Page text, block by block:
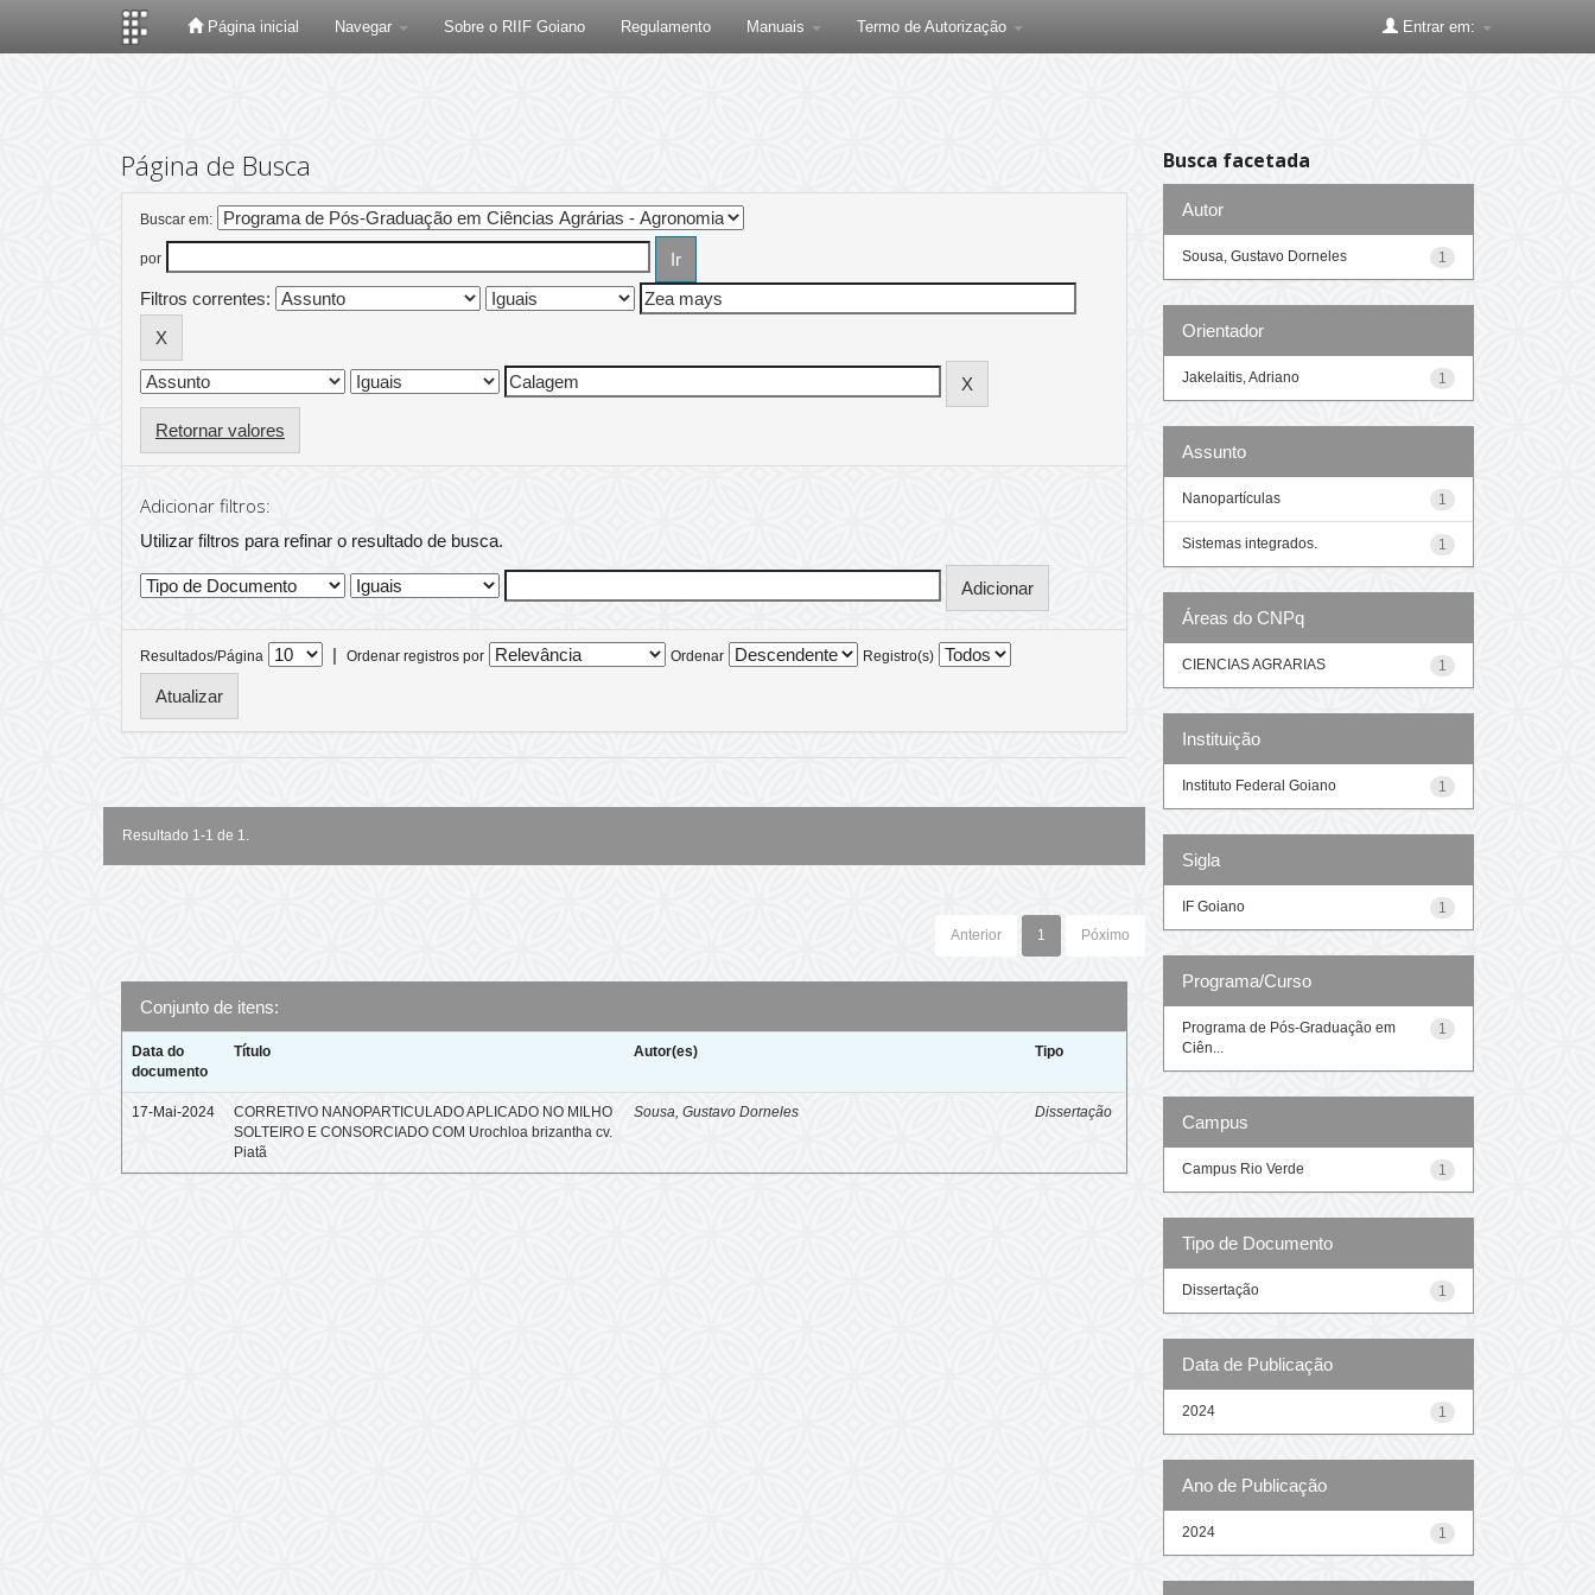
Página inicial Navegar Sobre o RIIF Goiano Regulamento Manuais Termo de Autorização Entrar em:
Página de Busca
Buscar em:
por
Filtros correntes:
Retornar valores
Adicionar filtros:
Utilizar filtros para refinar o resultado de busca.
Resultados/Página | Ordenar registros por Ordenar Registro(s)
Resultado 1-1 de 1.
Anterior 1 Póximo
Conjunto de itens:
Data do
documento
Título Autor(es) Tipo
17-Mai-2024
CORRETIVO NANOPARTICULADO APLICADO NO MILHO
SOLTEIRO E CONSORCIADO COM Urochloa brizantha cv.
Piatã
Sousa, Gustavo Dorneles Dissertação
Busca facetada
Autor
1
Sousa, Gustavo Dorneles
Orientador
1
Jakelaitis, Adriano
Assunto
1
Nanopartículas
1
Sistemas integrados.
Áreas do CNPq
1
CIENCIAS AGRARIAS
Instituição
1
Instituto Federal Goiano
Sigla
1
IF Goiano
Programa/Curso
1
Programa de Pós-Graduação em
Ciên...
Campus
1
Campus Rio Verde
Tipo de Documento
1
Dissertação
Data de Publicação
1
2024
Ano de Publicação
1
2024